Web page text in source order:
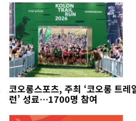
코오롱스포츠, 주최 ‘코오롱 트레
런’ 성료…1700명 참여